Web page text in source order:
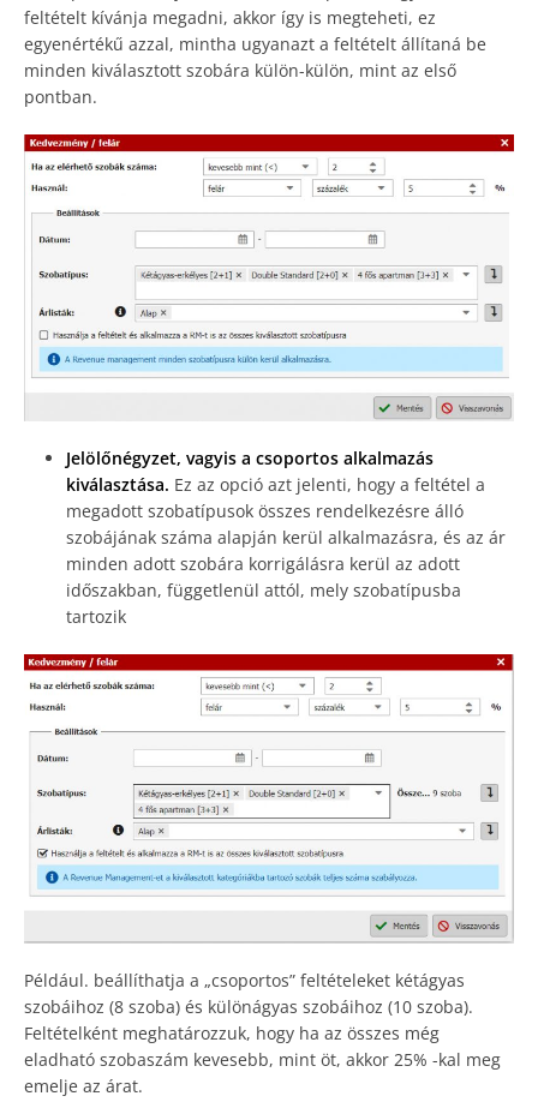
feltételt kívánja megadni, akkor így is megteheti, ez
egyenértékű azzal, mintha ugyanazt a feltételt állítaná be
minden kiválasztott szobára külön-külön, mint az első
pontban.
Jelölőnégyzet, vagyis a csoportos alkalmazás
kiválasztása. Ez az opció azt jelenti, hogy a feltétel a
megadott szobatípusok összes rendelkezésre álló
szobájának száma alapján kerül alkalmazásra, és az ár
minden adott szobára korrigálásra kerül az adott
időszakban, függetlenül attól, mely szobatípusba
tartozik
Például. beállíthatja a „csoportos” feltételeket kétágyas
szobáihoz (8 szoba) és különágyas szobáihoz (10 szoba).
Feltételként meghatározzuk, hogy ha az összes még
eladható szobaszám kevesebb, mint öt, akkor 25% -kal meg
emelje az árat.